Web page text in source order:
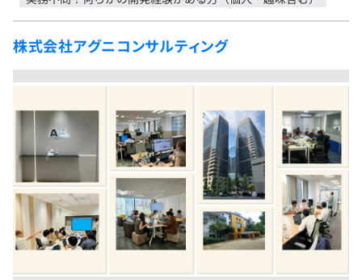
イベント・セミナー
インタビュー
就活成功ガイド
4択課題
プラン
個人向けプラン
法人向けプラン
学校向けプラン
評価結果一覧
Tech Team Journal
note
paizaとは？
株式会社アグニコンサルティング